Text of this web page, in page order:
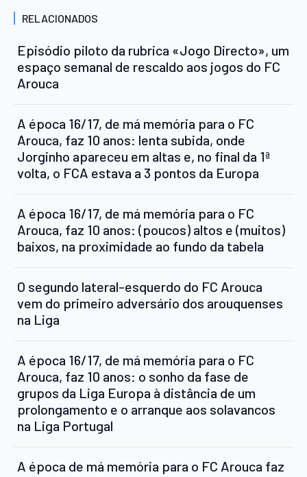
RELACIONADOS
Episódio piloto da rubrica «Jogo Directo», um
espaço semanal de rescaldo aos jogos do FC
Arouca
A época 16/17, de má memória para o FC
Arouca, faz 10 anos: lenta subida, onde
Jorginho apareceu em altas e, no final da 1ª
volta, o FCA estava a 3 pontos da Europa
A época 16/17, de má memória para o FC
Arouca, faz 10 anos: (poucos) altos e (muitos)
baixos, na proximidade ao fundo da tabela
O segundo lateral-esquerdo do FC Arouca
vem do primeiro adversário dos arouquenses
na Liga
A época 16/17, de má memória para o FC
Arouca, faz 10 anos: o sonho da fase de
grupos da Liga Europa à distância de um
prolongamento e o arranque aos solavancos
na Liga Portugal
A época de má memória para o FC Arouca faz